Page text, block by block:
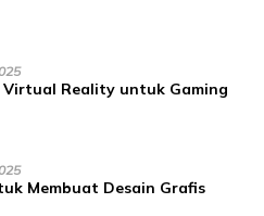
Virtual Reality untuk Gaming
Membuat Desain Grafis